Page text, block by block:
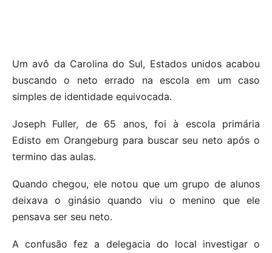
Um avô da Carolina do Sul, Estados unidos acabou
buscando o neto errado na escola em um caso
simples de identidade equivocada.
Joseph Fuller, de 65 anos, foi à escola primária
Edisto em Orangeburg para buscar seu neto após o
termino das aulas.
Quando chegou, ele notou que um grupo de alunos
deixava o ginásio quando viu o menino que ele
pensava ser seu neto.
A confusão fez a delegacia do local investigar o